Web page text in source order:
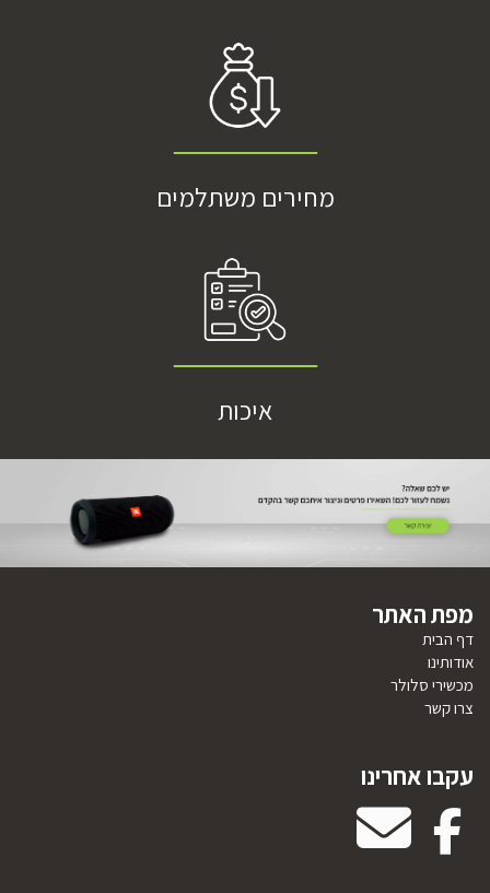
מחירים משתלמים
איכות
מפת האתר
דף הבית
אודותינו
מכשירי סלולר
צרו קשר
עקבו אחרינו